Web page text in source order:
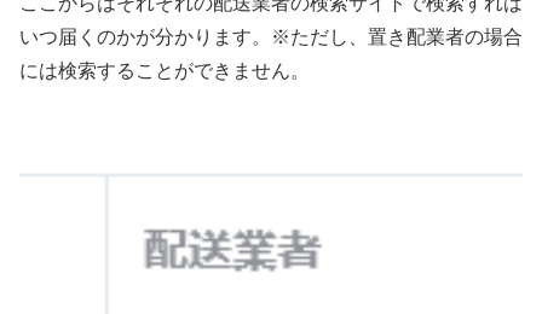
いつ届くのかが分かります。※ただし、置き配業者の場合
には検索することができません。